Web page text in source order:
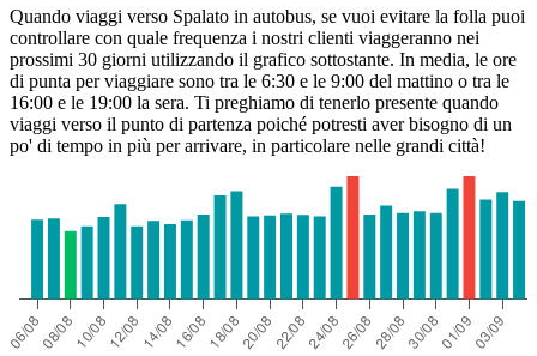
Quando viaggi verso Spalato in autobus, se vuoi evitare la folla puoi
controllare con quale frequenza i nostri clienti viaggeranno nei
prossimi 30 giorni utilizzando il grafico sottostante. In media, le ore
di punta per viaggiare sono tra le 6:30 e le 9:00 del mattino o tra le
16:00 e le 19:00 la sera. Ti preghiamo di tenerlo presente quando
viaggi verso il punto di partenza poiché potresti aver bisogno di un
po' di tempo in più per arrivare, in particolare nelle grandi città!